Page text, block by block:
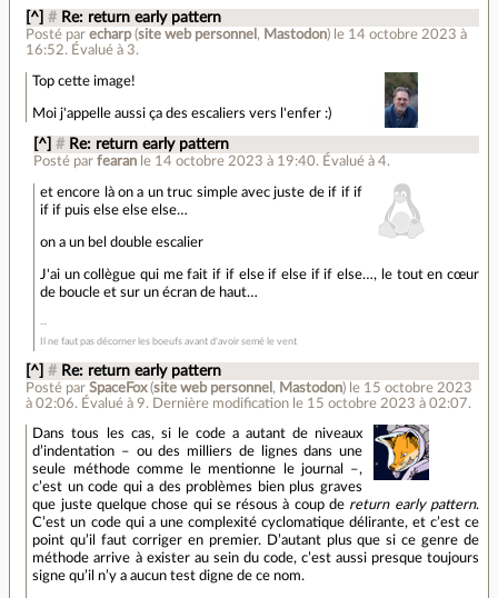
[^] # Re: return early pattern
Posté parecharp(site web personnel , Mastodon) le 14 octobre 2023 à
16:52. Évalué à 3.
Top cette image!
Moi j'appelle aussi ça des escaliers vers l'enfer :)
[^] # Re: return early pattern
Posté par fearan le 14 octobre 2023 à 19:40. Évalué à 4.
et encore là on a un truc simple avec juste de if if if
if if puis else else else…
on a un bel double escalier
J'ai un collègue qui me fait if if else if else if if else…, le tout en cœur
de boucle et sur un écran de haut…
Il ne faut pas décorner les boeufs avant d'avoir semé le vent
[^] # Re: return early pattern
Posté parSpaceFox(site web personnel , Mastodon) le 15 octobre 2023
à 02:06. Évalué à9. Dernière modification le 15 octobre 2023 à 02:07.
Dans tous les cas, si le code a autant de niveaux
d’indentation – ou des milliers de lignes dans une
seule méthode comme le mentionne le journal –,
c’est un code qui a des problèmes bien plus graves
que juste quelque chose qui se résous à coup de return early pattern.
C’est un code qui a une complexité cyclomatique délirante, et c’est ce
point qu’il faut corriger en premier. D’autant plus que si ce genre de
méthode arrive à exister au sein du code, c’est aussi presque toujours
signe qu’il n’y a aucun test digne de ce nom.